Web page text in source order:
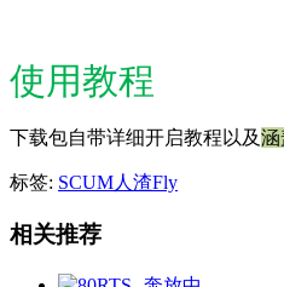
使用教程
下载包自带详细开启教程以及涵
标签: SCUM人渣Fly
相关推荐